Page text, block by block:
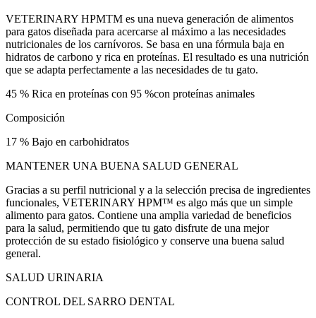
VETERINARY HPMTM es una nueva generación de alimentos
para gatos diseñada para acercarse al máximo a las necesidades
nutricionales de los carnívoros. Se basa en una fórmula baja en
hidratos de carbono y rica en proteínas. El resultado es una nutrición
que se adapta perfectamente a las necesidades de tu gato.
45 % Rica en proteínas con 95 %con proteínas animales
Composición
17 % Bajo en carbohidratos
MANTENER UNA BUENA SALUD GENERAL
Gracias a su perfil nutricional y a la selección precisa de ingredientes
funcionales, VETERINARY HPM™ es algo más que un simple
alimento para gatos. Contiene una amplia variedad de beneficios
para la salud, permitiendo que tu gato disfrute de una mejor
protección de su estado fisiológico y conserve una buena salud
general.
SALUD URINARIA
CONTROL DEL SARRO DENTAL